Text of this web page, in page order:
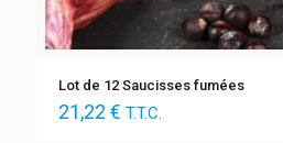
Lot de 12 Saucisses fumées
21,22 € T.T.C.